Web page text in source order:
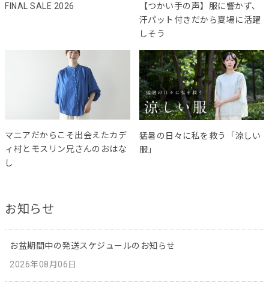
FINAL SALE 2026
【つかい手の声】服に響かず、
汗パット付きだから夏場に活躍
しそう
マニアだからこそ出会えたカデ
ィ村とモスリン兄さんのおはな
し
猛暑の日々に私を救う「涼しい
服」
お知らせ
お盆期間中の発送スケジュールのお知らせ
2026年08月06日